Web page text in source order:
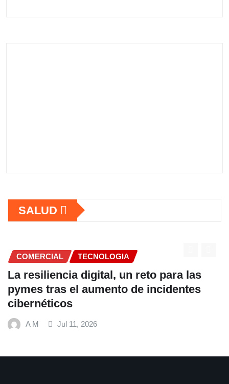
SALUD
COMERCIAL TECNOLOGIA
La resiliencia digital, un reto para las
pymes tras el aumento de incidentes
cibernéticos
A M Jul 11, 2026